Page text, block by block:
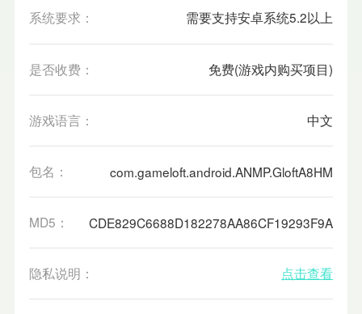
系统要求： 需要支持安卓系统5.2以上
是否收费： 免费(游戏内购买项目)
游戏语言： 中文
包名： com.gameloft.android.ANMP.GloftA8HM
MD5： CDE829C6688D182278AA86CF19293F9A
隐私说明： 点击查看